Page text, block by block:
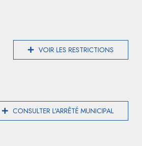
VOIR LES RESTRICTIONS
CONSULTER L'ARRÊTÉ MUNICIPAL